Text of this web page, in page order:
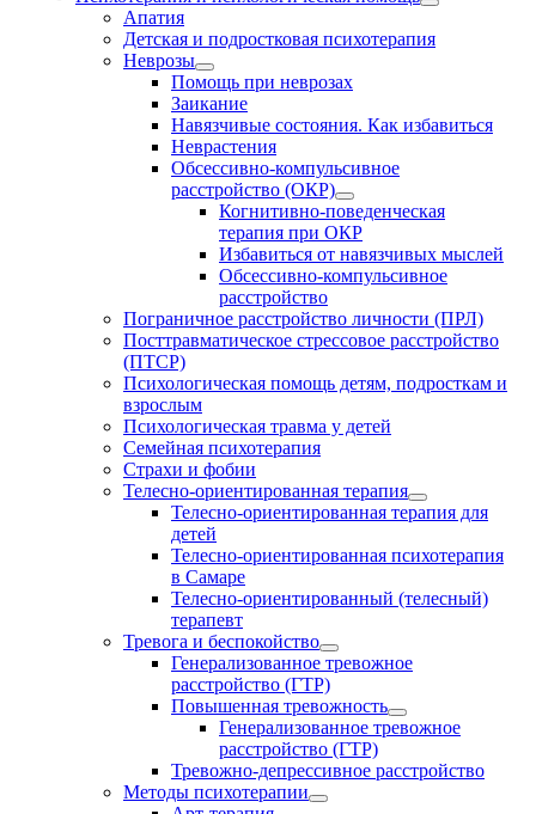
Апатия
Детская и подростковая психотерапия
Неврозы
Помощь при неврозах
Заикание
Навязчивые состояния. Как избавиться
Неврастения
Обсессивно-компульсивное
расстройство (ОКР)
Когнитивно-поведенческая
терапия при ОКР
Избавиться от навязчивых мыслей
Обсессивно-компульсивное
расстройство
Пограничное расстройство личности (ПРЛ)
Посттравматическое стрессовое расстройство
(ПТСР)
Психологическая помощь детям, подросткам и
взрослым
Психологическая травма у детей
Семейная психотерапия
Страхи и фобии
Телесно-ориентированная терапия
Телесно-ориентированная терапия для
детей
Телесно-ориентированная психотерапия
в Самаре
Телесно-ориентированный (телесный)
терапевт
Тревога и беспокойство
Генерализованное тревожное
расстройство (ГТР)
Повышенная тревожность
Генерализованное тревожное
расстройство (ГТР)
Тревожно-депрессивное расстройство
Методы психотерапии